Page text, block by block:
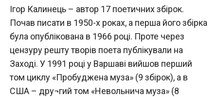
Ігор Калинець – автор 17 поетичних збірок.
Почав писати в 1950-х роках, а перша його збірка
була опублікована в 1966 році. Проте через
цензуру решту творів поета публікували на
Заході. У 1991 році у Варшаві вийшов перший
том циклу «Пробуджена муза» (9 збірок), а в
США – дру¬гий том «Невольнича муза» (8